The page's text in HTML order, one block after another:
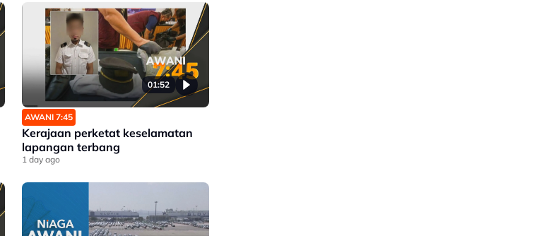
01:52
AWANI 7:45
Kerajaan perketat keselamatan
lapangan terbang
1 day ago